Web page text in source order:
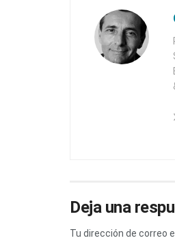
Deja una
Tu dirección de correo